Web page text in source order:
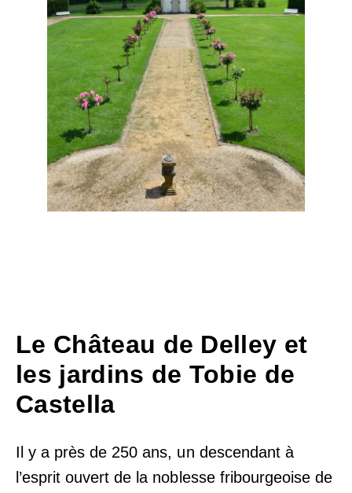
Le Château de Delley et
les jardins de Tobie de
Castella
Il y a près de 250 ans, un descendant à
l’esprit ouvert de la noblesse fribourgeoise de